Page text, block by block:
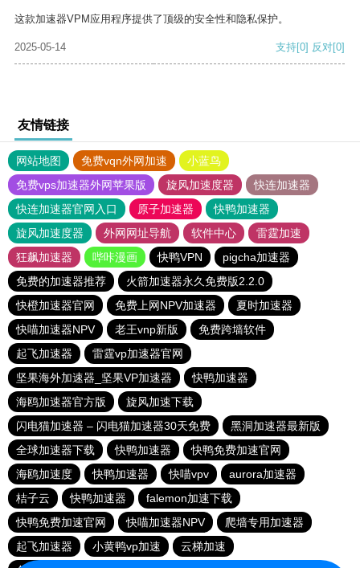
这款加速器VPM应用程序提供了顶级的安全性和隐私保护。
2025-05-14 支持[0] 反对[0]
友情链接
网站地图 免费vqn外网加速
小蓝鸟
免费vps加速器外网苹果版
旋风加速度器
快连加速器
快连加速器官网入口
原子加速器
快鸭加速器
旋风加速度器
外网网址导航 软件中心
雷霆加速
狂飙加速器
哔咔漫画 快鸭VPN
pigcha加速器
免费的加速器推荐
火箭加速器永久免费版2.2.0
快橙加速器官网
免费上网NPV加速器
夏时加速器
快喵加速器NPV
老王vnp新版
免费跨墙软件
起飞加速器
雷霆vp加速器官网
坚果海外加速器_坚果VP加速器
快鸭加速器
海鸥加速器官方版
旋风加速下载
闪电猫加速器 – 闪电猫加速器30天免费
黑洞加速器最新版
全球加速器下载
快鸭加速器
快鸭免费加速官网
海鸥加速度
快鸭加速器 快喵vpv
aurora加速器
桔子云
快鸭加速器
falemon加速下载
快鸭免费加速官网
快喵加速器NPV
爬墙专用加速器
起飞加速器
小黄鸭vp加速
云梯加速